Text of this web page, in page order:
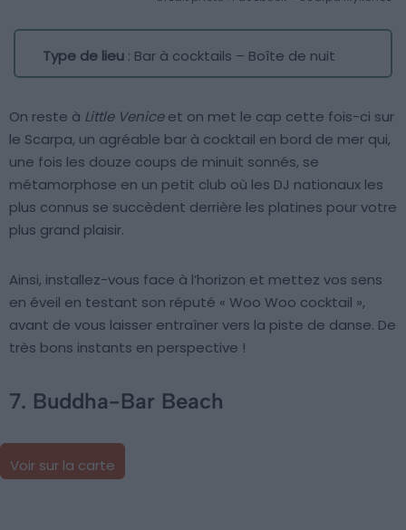
Type de lieu : Bar à cocktails – Boîte de nuit
On reste à Little Veniceet on met le cap cette fois-ci sur
le Scarpa, un agréable bar à cocktail en bord de mer qui,
une fois les douze coups de minuit sonnés, se
métamorphose en un petit club où les DJ nationaux les
plus connus se succèdent derrière les platines pour votre
plus grand plaisir.
Ainsi, installez-vous face à l’horizon et mettez vos sens
en éveil en testant son réputé « Woo Woo cocktail »,
avant de vous laisser entraîner vers la piste de danse. De
très bons instants en perspective !
7. Buddha-Bar Beach
Voir sur la carte